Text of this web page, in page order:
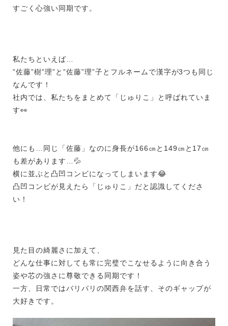
すごく心強い同期です。
私たちといえば…
”佐藤”樹”理”と”佐藤”理”子とフルネームで漢字が3つも同じ
なんです！
社内では、私たちをまとめて「じゅりこ」と呼ばれていま
す👀
他にも…同じ「佐藤」なのに身長が166㎝と149㎝と17㎝
も差があります… 💦
横に並ぶと凸凹コンビになってしまいます😂
凸凹コンビが見えたら「じゅりこ」だと認識してくださ
い！
見た目の綺麗さに加えて、
どんな仕事に対しても常に完璧でこなせるように向き合う
姿や芯の強さに尊敬できる同期です！
一方、日常ではバリバリの関西弁を話す、そのギャップが
大好きです。